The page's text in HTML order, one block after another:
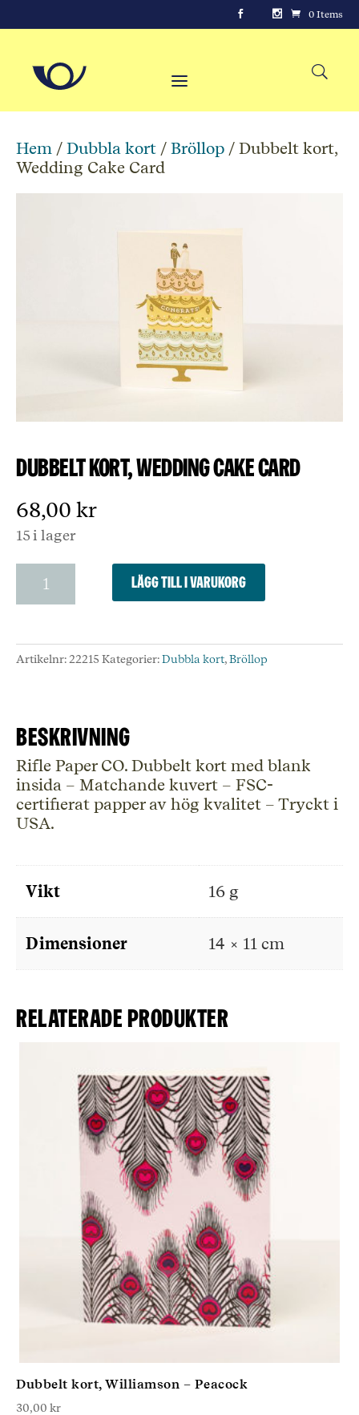
0 Items
Hem / Dubbla kort / Bröllop / Dubbelt kort,
Wedding Cake Card
Dubbelt kort, Wedding Cake Card
68,00 kr
15 i lager
kort,
Wedding
Card
mängd
Lägg till i varukorg
Artikelnr: 22215 Kategorier:Dubbla kort,Bröllop
Beskrivning
Rifle Paper CO. Dubbelt kort med blank
insida – Matchande kuvert – FSC-
certifierat papper av hög kvalitet – Tryckt i
USA.
Vikt 16 g
Dimensioner 14 × 11 cm
Relaterade produkter
Dubbelt kort, Williamson – Peacock
30,00 kr